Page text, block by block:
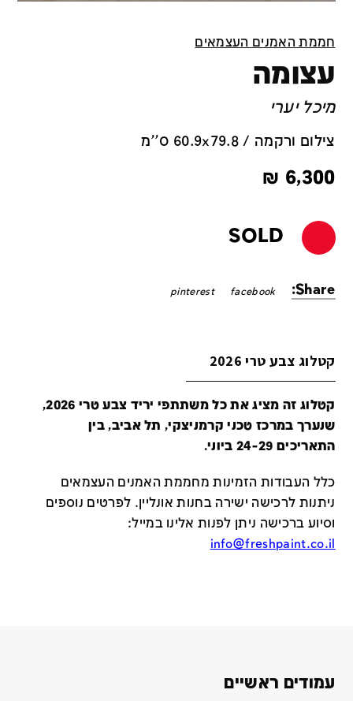
חממת האמנים העצמאים
עצומה
מיכל יערי
צילום ורקמה / 60.9x79.8 ס''מ
6,300
₪
SOLD
Share:
facebook
pinterest
קטלוג צבע טרי 2026
קטלוג זה מציג את כל משתתפי יריד צבע טרי 2026,
שנערך במרכז טכני קרמניצקי, תל אביב, בין
התאריכים 24-29 ביוני.
כלל העבודות הזמינות מחממת האמנים העצמאים
ניתנות לרכישה ישירה בחנות אונליין. לפרטים נוספים
וסיוע ברכישה ניתן לפנות אלינו במייל:
info@freshpaint.co.il
עמודים ראשיים